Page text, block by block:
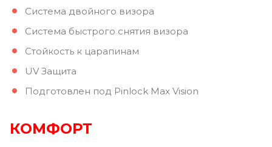
Система двойного визора
Система быстрого снятия визора
Стойкость к царапинам
UV Защита
Подготовлен под Pinlock Max Vision
КОМФОРТ